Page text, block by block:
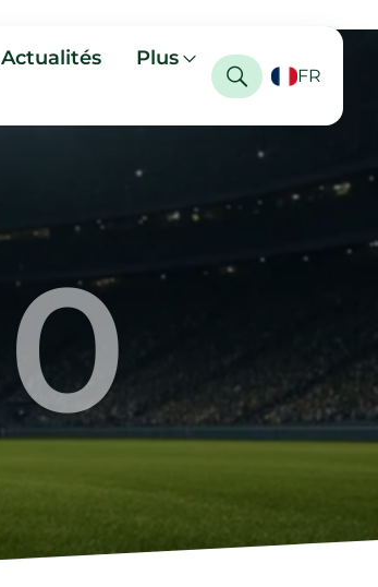
Actualités Plus
FR
0